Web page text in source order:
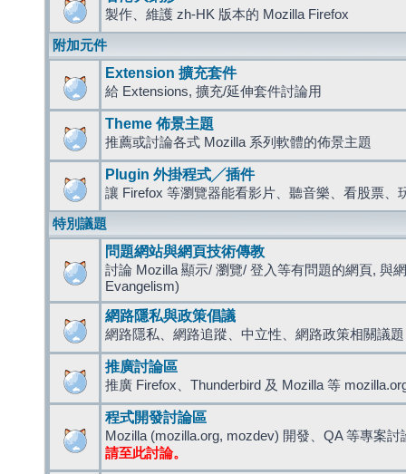
製作、維護 zh-HK 版本的 Mozilla Firefox
附加元件
Extension 擴充套件
給 Extensions, 擴充/延伸套件討論用
Theme 佈景主題
推薦或討論各式 Mozilla 系列軟體的佈景主題
Plugin 外掛程式╱插件
讓 Firefox 等瀏覽器能看影片、聽音樂、看股票、
特別議題
問題網站與網頁技術傳教
討論 Mozilla 顯示/ 瀏覽/ 登入等有問題的網頁, 與
Evangelism)
網路隱私與政策倡議
網路隱私、網路追蹤、中立性、網路政策相關議題
推廣討論區
推廣 Firefox、Thunderbird 及 Mozilla 等
程式開發討論區
Mozilla (mozilla.org, mozdev) 開發、QA 等專案討
請至此討論。